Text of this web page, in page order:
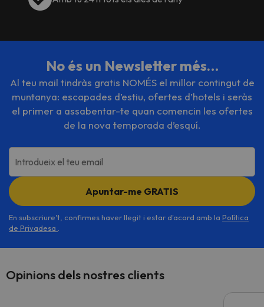
No és un Newsletter més…
Al teu mail tindràs gratis NOMÉS el millor contingut de
muntanya: escapades d’estiu, ofertes d’hotels i seràs
el primer a assabentar-te quan comencin les ofertes
de la nova temporada d’esquí.
Introdueix el teu email
Apuntar-me GRATIS
En subscriure't, confirmes haver llegit i estar d'acord amb la Política
de Privadesa
Opinions dels nostres clients